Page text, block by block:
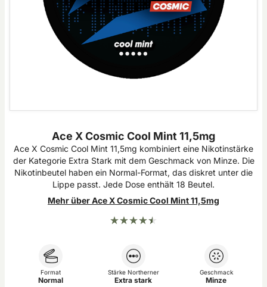
Ace X Cosmic Cool Mint 11,5mg
Ace X Cosmic Cool Mint 11,5mg kombiniert eine Nikotinstärke
der Kategorie Extra Stark mit dem Geschmack von Minze. Die
Nikotinbeutel haben ein Normal-Format, das diskret unter die
Lippe passt. Jede Dose enthält 18 Beutel.
Mehr über Ace X Cosmic Cool Mint 11,5mg
Format
Normal
Stärke Northerner
Extra stark
Geschmack
Minze